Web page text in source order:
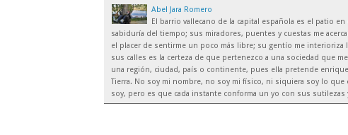
Abel Jara Romero
El barrio vallecano de la capital española es el patio
sabiduría del tiempo; sus miradores, puentes y cuestas me
el placer de sentirme un poco más libre; su gentío me
sus calles es la certeza de que pertenezco a una sociedad que
una región, ciudad, país o continente, pues ella pretende
Tierra. No soy mi nombre, no soy mi físico, ni siquiera soy lo
soy, pero es que cada instante conforma un yo con sus sutilezas